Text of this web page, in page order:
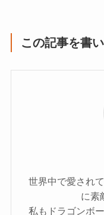
この記事を書
世界中で愛され
に素
私もドラゴンボ